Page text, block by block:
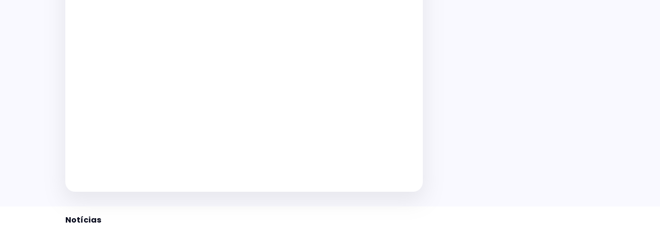
Notícias